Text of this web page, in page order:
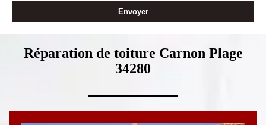
Réparation de toiture Carnon Plage
34280